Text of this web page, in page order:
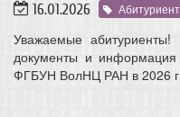
16.01.2026
Уважаемые
документы и информация
ФГБУН ВолНЦ РАН в 2026